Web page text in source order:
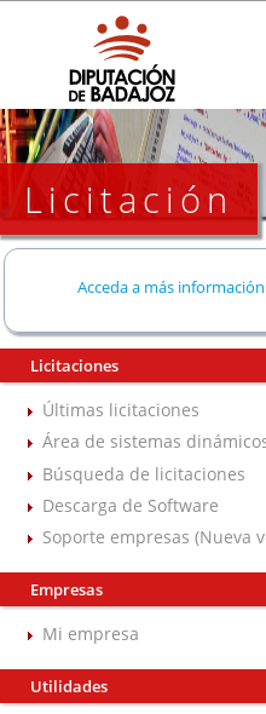
Licitación
Acceda a más
Licitaciones
Últimas licitaciones
Área de sistemas
Búsqueda de licitaciones
Descarga de Software
Soporte empresas (Nueva
Empresas
Mi empresa
Utilidades